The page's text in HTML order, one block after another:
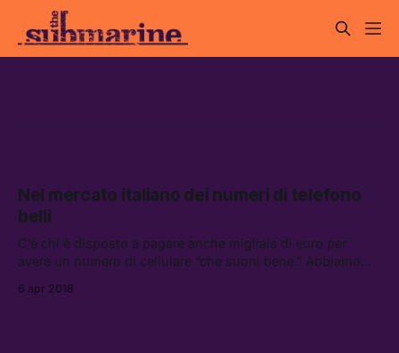
Nel mercato italiano dei numeri di telefono
belli
C’è chi è disposto a pagare anche migliaia di euro per
avere un numero di cellulare “che suoni bene.” Abbiamo
6 apr 2018